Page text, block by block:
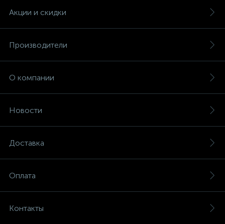
Акции и скидки
Производители
О компании
Новости
Доставка
Оплата
Контакты